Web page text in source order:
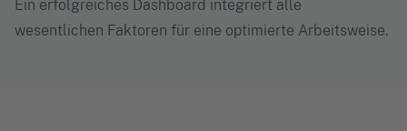
Ein erfolgreiches Dashboard integriert alle
wesentlichen Faktoren für eine optimierte Arbeitsweise.